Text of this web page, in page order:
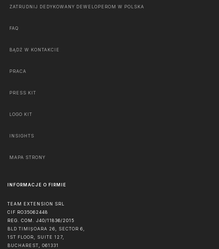
ZATRUDNIJ DEDYKOWANY DEWELOPEROM W POLSKA
FAQ
BĄDŹ W KONTAKCIE
PRACA
PRESS KIT
LOGO KIT
INSIGHTS
MAPA STRONY
INFORMACJE O FIRMIE
TEAM EXTENSION SRL
CIF RO35062448
REG. COM. J40/11836/2015
BLD TIMIȘOARA 26, SECTOR 6,
1ST FLOOR, SUITE 127,
BUCHAREST, 061331